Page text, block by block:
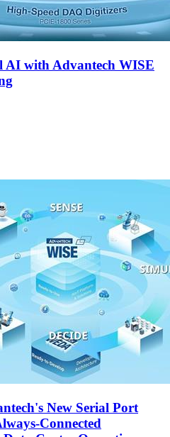
AI with Advantech WISE
New Serial Port
Connected